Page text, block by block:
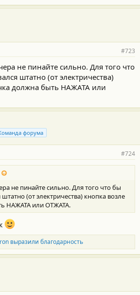
#723
не пинайте сильно. Для того что
штатно (от электричества)
должна быть НАЖАТА или
форума
#724
не пинайте сильно. Для того что бы
(от электричества) кнопка возле
НАЖАТА или ОТЖАТА.
выразили благодарность